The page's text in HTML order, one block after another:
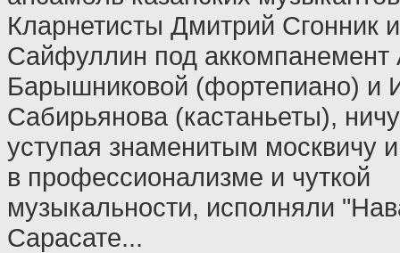
Кларнетисты Дмитрий Сгонник
Сайфуллин под аккомпанемент
Барышниковой (фортепиано) и
Сабирьянова (кастаньеты),
уступая знаменитым москвичу
в профессионализме и чуткой
музыкальности, исполняли
Сарасате...